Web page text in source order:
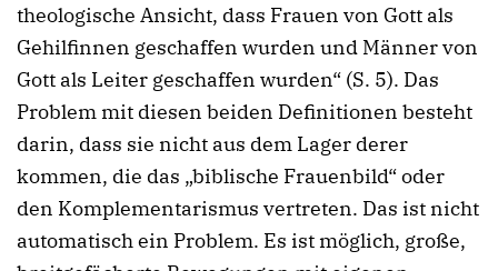
theologische Ansicht, dass Frauen von Gott als
Gehilfinnen geschaffen wurden und Männer von
Gott als Leiter geschaffen wurden“ (S. 5). Das
Problem mit diesen beiden Definitionen besteht
darin, dass sie nicht aus dem Lager derer
kommen, die das „biblische Frauenbild“ oder
den Komplementarismus vertreten. Das ist nicht
automatisch ein Problem. Es ist möglich, große,